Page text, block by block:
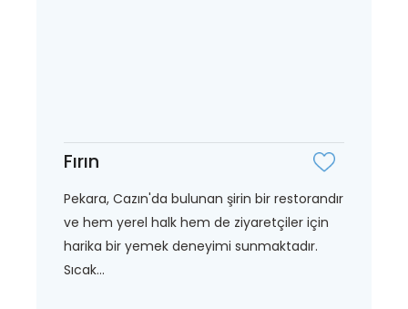
Fırın
Pekara, Cazın'da bulunan şirin bir restorandır
ve hem yerel halk hem de ziyaretçiler için
harika bir yemek deneyimi sunmaktadır.
Sıcak...